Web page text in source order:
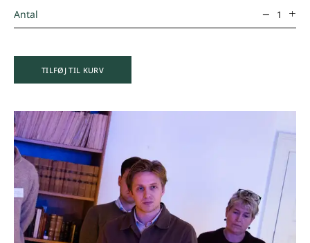
Antal – +
TILFØJ TIL KURV